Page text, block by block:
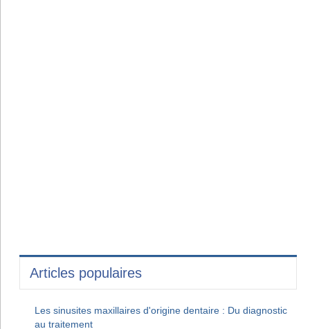
Articles populaires
Les sinusites maxillaires d'origine dentaire : Du diagnostic
au traitement